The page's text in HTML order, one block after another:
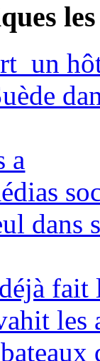
un
a
dans
les